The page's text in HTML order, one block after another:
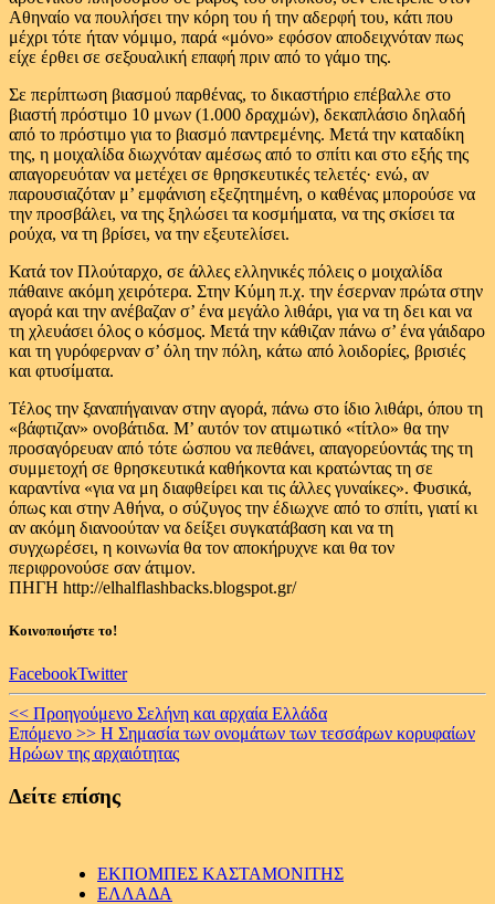
Αθηναίο να πουλήσει την κόρη του ή την αδερφή του, κάτι που
μέχρι τότε ήταν νόμιμο, παρά «μόνο» εφόσον αποδειχνόταν πως
είχε έρθει σε σεξουαλική επαφή πριν από το γάμο της.
Σε περίπτωση βιασμού παρθένας, το δικαστήριο επέβαλλε στο
βιαστή πρόστιμο 10 μνων (1.000 δραχμών), δεκαπλάσιο δηλαδή
από το πρόστιμο για το βιασμό παντρεμένης. Μετά την καταδίκη
της, η μοιχαλίδα διωχνόταν αμέσως από το σπίτι και στο εξής της
απαγορευόταν να μετέχει σε θρησκευτικές τελετές· ενώ, αν
παρουσιαζόταν μ’ εμφάνιση εξεζητημένη, ο καθένας μπορούσε να
την προσβάλει, να της ξηλώσει τα κοσμήματα, να της σκίσει τα
ρούχα, να τη βρίσει, να την εξευτελίσει.
Κατά τον Πλούταρχο, σε άλλες ελληνικές πόλεις ο μοιχαλίδα
πάθαινε ακόμη χειρότερα. Στην Κύμη π.χ. την έσερναν πρώτα στην
αγορά και την ανέβαζαν σ’ ένα μεγάλο λιθάρι, για να τη δει και να
τη χλευάσει όλος ο κόσμος. Μετά την κάθιζαν πάνω σ’ ένα γάιδαρο
και τη γυρόφερναν σ’ όλη την πόλη, κάτω από λοιδορίες, βρισιές
και φτυσίματα.
Τέλος την ξαναπήγαιναν στην αγορά, πάνω στο ίδιο λιθάρι, όπου τη
«βάφτιζαν» ονοβάτιδα. Μ’ αυτόν τον ατιμωτικό «τίτλο» θα την
προσαγόρευαν από τότε ώσπου να πεθάνει, απαγορεύοντάς της τη
συμμετοχή σε θρησκευτικά καθήκοντα και κρατώντας τη σε
καραντίνα «για να μη διαφθείρει και τις άλλες γυναίκες». Φυσικά,
όπως και στην Αθήνα, ο σύζυγος την έδιωχνε από το σπίτι, γιατί κι
αν ακόμη διανοούταν να δείξει συγκατάβαση και να τη
συγχωρέσει, η κοινωνία θα τον αποκήρυχνε και θα τον
περιφρονούσε σαν άτιμον.
ΠΗΓΗ http://elhalflashbacks.blogspot.gr/
Κοινοποιήστε το!
FacebookTwitter
Continue
Reading
<< Προηγούμενο Σελήνη και αρχαία Ελλάδα
Επόμενο >> Η Σημασία των ονομάτων των τεσσάρων κορυφαίων
Ηρώων της αρχαιότητας
Δείτε επίσης
ΕΚΠΟΜΠΕΣ ΚΑΣΤΑΜΟΝΙΤΗΣ
ΕΛΛΑΔΑ